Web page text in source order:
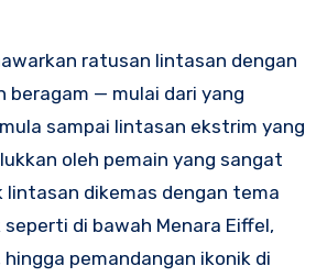
ratusan lintasan dengan
— mulai dari yang
sampai lintasan ekstrim yang
oleh pemain yang sangat
lintasan dikemas dengan tema
di bawah Menara Eiffel,
hingga pemandangan ikonik di